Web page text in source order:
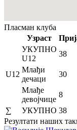
Пласман клуба
Узраст
U12
УКУПНО
U12
38
Млађи
дечаци
30
Млађе
девојчице
8
∑
УКУПНО 38
Резултати наших